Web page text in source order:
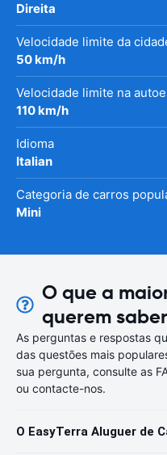
Direita
Velocidade limite da
50 km/h
Velocidade limite na
110 km/h
Idioma
Italian
Categoria de carros
Mini
O que a
querem saber
As perguntas e respostas
das questões mais
sua pergunta, consulte as
ou contacte-nos.
O EasyTerra Aluguer de